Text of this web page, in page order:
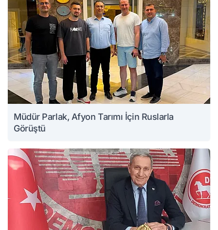
Müdür Parlak, Afyon Tarımı İçin Ruslarla
Görüştü